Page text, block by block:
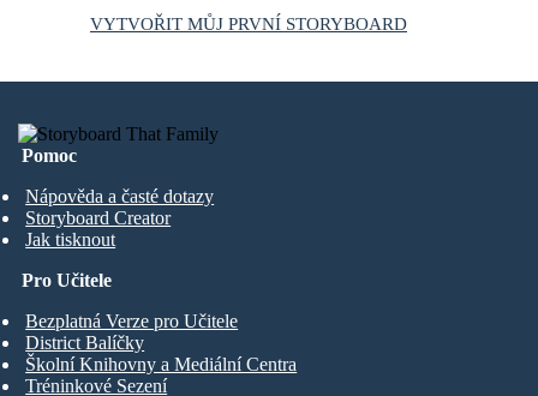
VYTVOŘIT MŮJ PRVNÍ STORYBOARD
Pomoc
Nápověda a časté dotazy
Storyboard Creator
Jak tisknout
Pro Učitele
Bezplatná Verze pro Učitele
District Balíčky
Školní Knihovny a Mediální Centra
Tréninkové Sezení